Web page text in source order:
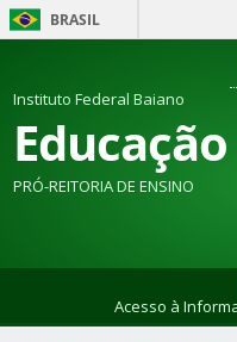
BRASIL
Instituto Federal Baiano
PRÓ-REITORIA DE ENSINO
Acesso à